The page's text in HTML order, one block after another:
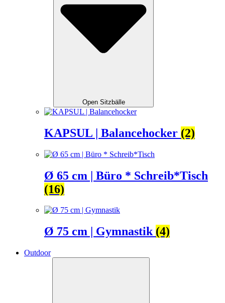
Open Sitzbälle
KAPSUL | Balancehocker (2)
Ø 65 cm | Büro * Schreib*Tisch
(16)
Ø 75 cm | Gymnastik (4)
Outdoor